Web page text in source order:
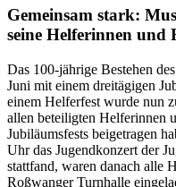
Gemeinsam stark:
seine Helferinnen und
Das 100-jährige Bestehen
Juni mit einem dreitägigen
einem Helferfest wurde nun
allen beteiligten Helferinnen
Jubiläumsfests beigetragen
Uhr das Jugendkonzert der
stattfand, waren danach alle
Roßwanger Turnhalle